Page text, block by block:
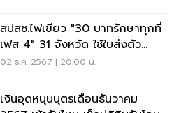
สปสช.ไฟเขียว "30 บาทรักษาทุกที่
เฟส 4" 31 จังหวัด ใช้ใบส่งตัว
ดิจิทัล
02 ธ.ค. 2567 | 20:00 น.
เงินอุดหนุนบุตรเดือนธันวาคม